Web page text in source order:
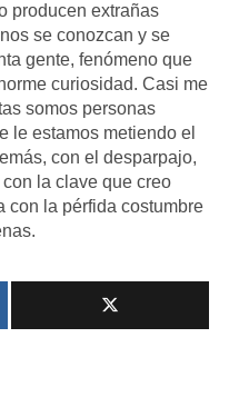
producen extrañas
se conozcan y se
gente, fenómeno que
curiosidad. Casi me
somos personas
le estamos metiendo el
con el desparpajo,
la clave que creo
con la pérfida costumbre